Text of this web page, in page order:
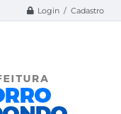
Login / Cadastro